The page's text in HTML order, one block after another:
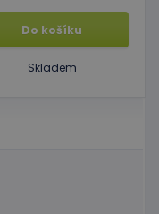
Do košíku
Skladem